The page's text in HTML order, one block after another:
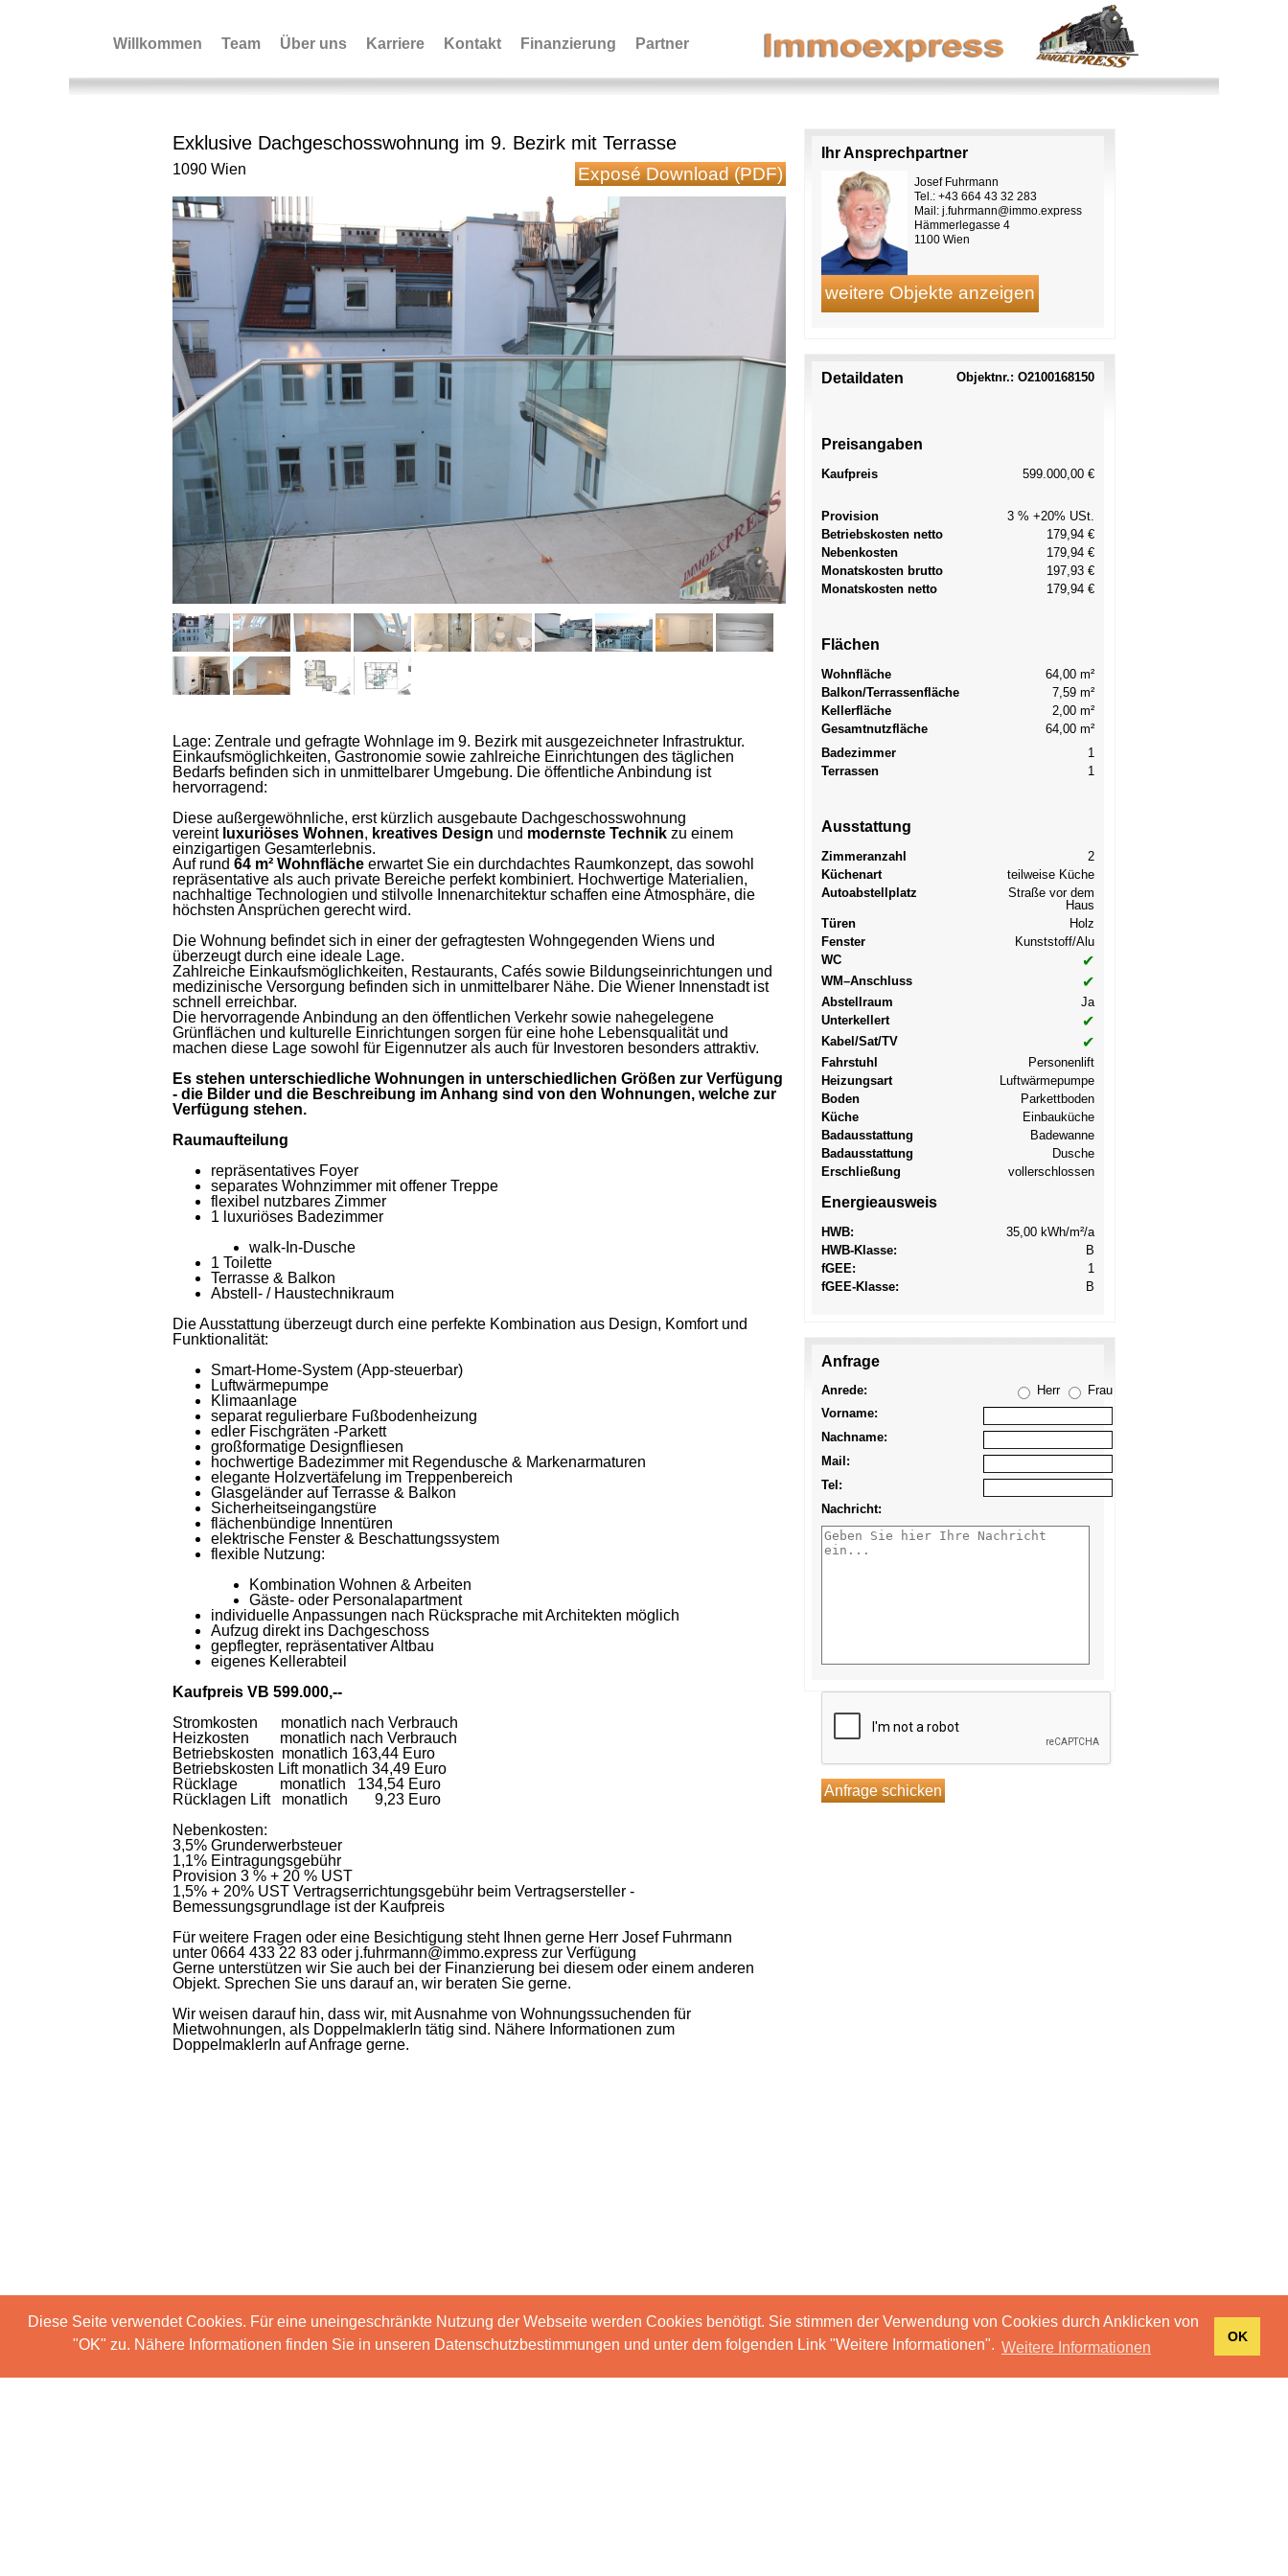
Diese Seite verwendet Cookies. Für eine uneingeschränkte Nutzung der Webseite werden Cookies benötigt. Sie stimmen der Verwendung von Cookies durch Anklicken von
"OK" zu. Nähere Informationen finden Sie in unseren Datenschutzbestimmungen und unter dem folgenden Link "Weitere Informationen". Weitere Informationen
OK
Willkommen Team Über uns Karriere Kontakt Finanzierung Partner
Exklusive Dachgeschosswohnung im 9. Bezirk mit Terrasse
1090 Wien Exposé Download (PDF)
Lage: Zentrale und gefragte Wohnlage im 9. Bezirk mit ausgezeichneter Infrastruktur.
Einkaufsmöglichkeiten, Gastronomie sowie zahlreiche Einrichtungen des täglichen
Bedarfs befinden sich in unmittelbarer Umgebung. Die öffentliche Anbindung ist
hervorragend:
Diese außergewöhnliche, erst kürzlich ausgebaute Dachgeschosswohnung
vereint luxuriöses Wohnen, kreatives Design und modernste Technik zu einem
einzigartigen Gesamterlebnis.
Auf rund 64 m² Wohnfläche erwartet Sie ein durchdachtes Raumkonzept, das sowohl
repräsentative als auch private Bereiche perfekt kombiniert. Hochwertige Materialien,
nachhaltige Technologien und stilvolle Innenarchitektur schaffen eine Atmosphäre, die
höchsten Ansprüchen gerecht wird.
Die Wohnung befindet sich in einer der gefragtesten Wohngegenden Wiens und
überzeugt durch eine ideale Lage.
Zahlreiche Einkaufsmöglichkeiten, Restaurants, Cafés sowie Bildungseinrichtungen und
medizinische Versorgung befinden sich in unmittelbarer Nähe. Die Wiener Innenstadt ist
schnell erreichbar.
Die hervorragende Anbindung an den öffentlichen Verkehr sowie nahegelegene
Grünflächen und kulturelle Einrichtungen sorgen für eine hohe Lebensqualität und
machen diese Lage sowohl für Eigennutzer als auch für Investoren besonders attraktiv.
Es stehen unterschiedliche Wohnungen in unterschiedlichen Größen zur Verfügung
- die Bilder und die Beschreibung im Anhang sind von den Wohnungen, welche zur
Verfügung stehen.
Raumaufteilung
repräsentatives Foyer
separates Wohnzimmer mit offener Treppe
flexibel nutzbares Zimmer
1 luxuriöses Badezimmer
walk-In-Dusche
1 Toilette
Terrasse & Balkon
Abstell- / Haustechnikraum
Die Ausstattung überzeugt durch eine perfekte Kombination aus Design, Komfort und
Funktionalität:
Smart-Home-System (App-steuerbar)
Luftwärmepumpe
Klimaanlage
separat regulierbare Fußbodenheizung
edler Fischgräten -Parkett
großformatige Designfliesen
hochwertige Badezimmer mit Regendusche & Markenarmaturen
elegante Holzvertäfelung im Treppenbereich
Glasgeländer auf Terrasse & Balkon
Sicherheitseingangstüre
flächenbündige Innentüren
elektrische Fenster & Beschattungssystem
flexible Nutzung:
Kombination Wohnen & Arbeiten
Gäste- oder Personalapartment
individuelle Anpassungen nach Rücksprache mit Architekten möglich
Aufzug direkt ins Dachgeschoss
gepflegter, repräsentativer Altbau
eigenes Kellerabteil
Kaufpreis VB 599.000,--
Stromkosten monatlich nach Verbrauch
Heizkosten monatlich nach Verbrauch
Betriebskosten monatlich 163,44 Euro
Betriebskosten Lift monatlich 34,49 Euro
Rücklage monatlich 134,54 Euro
Rücklagen Lift monatlich 9,23 Euro
Nebenkosten:
3,5% Grunderwerbsteuer
1,1% Eintragungsgebühr
Provision 3 % + 20 % UST
1,5% + 20% UST Vertragserrichtungsgebühr beim Vertragsersteller -
Bemessungsgrundlage ist der Kaufpreis
Für weitere Fragen oder eine Besichtigung steht Ihnen gerne Herr Josef Fuhrmann
unter 0664 433 22 83 oder j.fuhrmann@immo.express zur Verfügung
Gerne unterstützen wir Sie auch bei der Finanzierung bei diesem oder einem anderen
Objekt. Sprechen Sie uns darauf an, wir beraten Sie gerne.
Wir weisen darauf hin, dass wir, mit Ausnahme von Wohnungssuchenden für
Mietwohnungen, als DoppelmaklerIn tätig sind. Nähere Informationen zum
DoppelmaklerIn auf Anfrage gerne.
Ihr Ansprechpartner
Josef Fuhrmann
Tel.: +43 664 43 32 283
Mail: j.fuhrmann@immo.express
Hämmerlegasse 4
1100 Wien
Detaildaten Objektnr.: O2100168150
Preisangaben
Kaufpreis 599.000,00 €
Provision
3 % +20% USt.
Betriebskosten netto
179,94 €
Nebenkosten
179,94 €
Monatskosten brutto
197,93 €
Monatskosten netto
179,94 €
Flächen
Wohnfläche
64,00 m²
Balkon/Terrassenfläche
7,59 m²
Kellerfläche
2,00 m²
Gesamtnutzfläche
64,00 m²
Badezimmer
1
Terrassen
1
Ausstattung
Zimmeranzahl
2
Küchenart
teilweise Küche
Autoabstellplatz
Straße vor dem
Haus
Türen
Holz
Fenster
Kunststoff/Alu
WC
✔
WM–Anschluss ✔
Abstellraum
Ja
Unterkellert
✔
Kabel/Sat/TV ✔
Fahrstuhl
Personenlift
Heizungsart
Luftwärmepumpe
Boden
Parkettboden
Küche
Einbauküche
Badausstattung
Badewanne
Badausstattung
Dusche
Erschließung
vollerschlossen
Energieausweis
HWB:
35,00 kWh/m²/a
HWB-Klasse:
B
fGEE:
1
fGEE-Klasse: B
Anfrage
Anrede:
Herr
Frau
Vorname:
Nachname:
Mail:
Tel:
Nachricht: